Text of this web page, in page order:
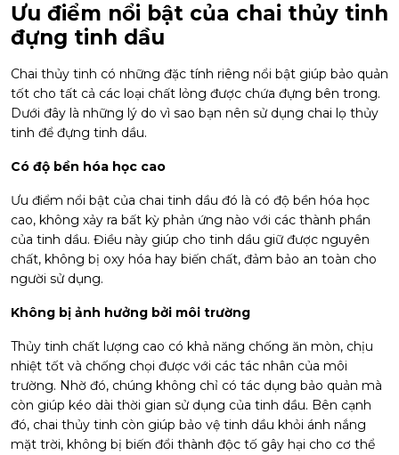
Ưu điểm nổi bật của chai thủy tinh
đựng tinh dầu
Chai thủy tinh có những đặc tính riêng nổi bật giúp bảo quản
tốt cho tất cả các loại chất lỏng được chứa đựng bên trong.
Dưới đây là những lý do vì sao bạn nên sử dụng chai lọ thủy
tinh để đựng tinh dầu.
Có độ bền hóa học cao
Ưu điểm nổi bật của chai tinh dầu đó là có độ bền hóa học
cao, không xảy ra bất kỳ phản ứng nào với các thành phần
của tinh dầu. Điều này giúp cho tinh dầu giữ được nguyên
chất, không bị oxy hóa hay biến chất, đảm bảo an toàn cho
người sử dụng.
Không bị ảnh hưởng bởi môi trường
Thủy tinh chất lượng cao có khả năng chống ăn mòn, chịu
nhiệt tốt và chống chọi được với các tác nhân của môi
trường. Nhờ đó, chúng không chỉ có tác dụng bảo quản mà
còn giúp kéo dài thời gian sử dụng của tinh dầu. Bên cạnh
đó, chai thủy tinh còn giúp bảo vệ tinh dầu khỏi ánh nắng
mặt trời, không bị biến đổi thành độc tố gây hại cho cơ thể